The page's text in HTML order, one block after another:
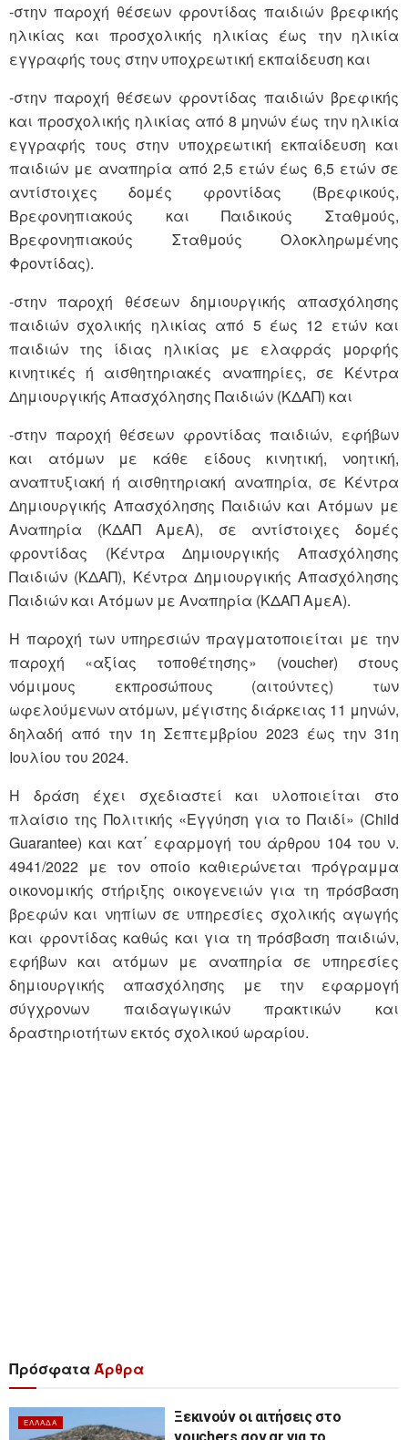
-στην παροχή θέσεων φροντίδας παιδιών βρεφικής
ηλικίας και προσχολικής ηλικίας έως την ηλικία
εγγραφής τους στην υποχρεωτική εκπαίδευση και
-στην παροχή θέσεων φροντίδας παιδιών βρεφικής
και προσχολικής ηλικίας από 8 μηνών έως την ηλικία
εγγραφής τους στην υποχρεωτική εκπαίδευση και
παιδιών με αναπηρία από 2,5 ετών έως 6,5 ετών σε
αντίστοιχες δομές φροντίδας (Βρεφικούς,
Βρεφονηπιακούς και Παιδικούς Σταθμούς,
Βρεφονηπιακούς Σταθμούς Ολοκληρωμένης
Φροντίδας).
-στην παροχή θέσεων δημιουργικής απασχόλησης
παιδιών σχολικής ηλικίας από 5 έως 12 ετών και
παιδιών της ίδιας ηλικίας με ελαφράς μορφής
κινητικές ή αισθητηριακές αναπηρίες, σε Κέντρα
Δημιουργικής Απασχόλησης Παιδιών (ΚΔΑΠ) και
-στην παροχή θέσεων φροντίδας παιδιών, εφήβων
και ατόμων με κάθε είδους κινητική, νοητική,
αναπτυξιακή ή αισθητηριακή αναπηρία, σε Κέντρα
Δημιουργικής Απασχόλησης Παιδιών και Ατόμων με
Αναπηρία (ΚΔΑΠ ΑμεΑ), σε αντίστοιχες δομές
φροντίδας (Κέντρα Δημιουργικής Απασχόλησης
Παιδιών (ΚΔΑΠ), Κέντρα Δημιουργικής Απασχόλησης
Παιδιών και Ατόμων με Αναπηρία (ΚΔΑΠ ΑμεΑ).
Η παροχή των υπηρεσιών πραγματοποιείται με την
παροχή «αξίας τοποθέτησης» (voucher) στους
νόμιμους εκπροσώπους (αιτούντες) των
ωφελούμενων ατόμων, μέγιστης διάρκειας 11 μηνών,
δηλαδή από την 1η Σεπτεμβρίου 2023 έως την 31η
Ιουλίου του 2024.
Η δράση έχει σχεδιαστεί και υλοποιείται στο
πλαίσιο της Πολιτικής «Εγγύηση για το Παιδί» (Child
Guarantee) και κατ΄ εφαρμογή του άρθρου 104 του ν.
4941/2022 με τον οποίο καθιερώνεται πρόγραμμα
οικονομικής στήριξης οικογενειών για τη πρόσβαση
βρεφών και νηπίων σε υπηρεσίες σχολικής αγωγής
και φροντίδας καθώς και για τη πρόσβαση παιδιών,
εφήβων και ατόμων με αναπηρία σε υπηρεσίες
δημιουργικής απασχόλησης με την εφαρμογή
σύγχρονων παιδαγωγικών πρακτικών και
δραστηριοτήτων εκτός σχολικού ωραρίου.
ΠρόσφαταΆρθρα
ΕΛΛΆΔΑ
Ξεκινούν οι αιτήσεις στο